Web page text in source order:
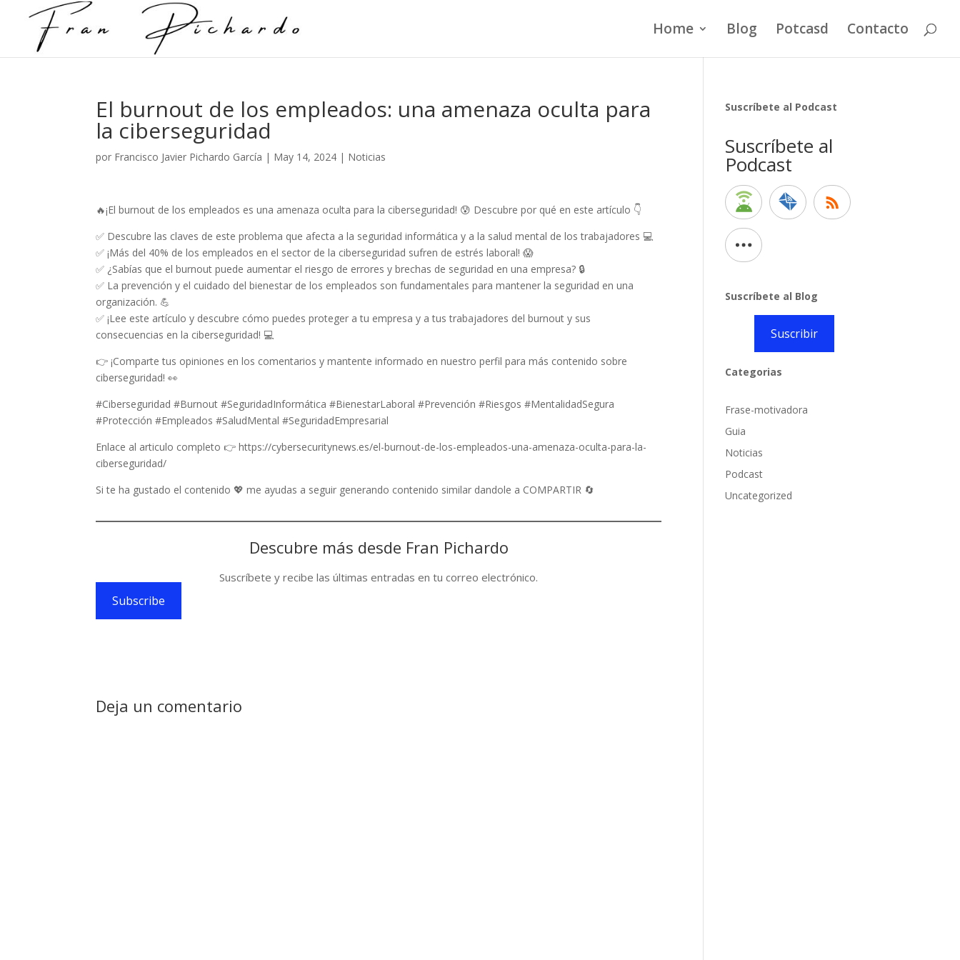
Home Blog Potcasd Contacto
El burnout de los empleados: una amenaza oculta para
la ciberseguridad
por Francisco Javier Pichardo García | May 14, 2024 | Noticias
🔥¡El burnout de los empleados es una amenaza oculta para la ciberseguridad! 😰 Descubre por qué en este artículo 👇
✅ Descubre las claves de este problema que afecta a la seguridad informática y a la salud mental de los trabajadores 💻
✅ ¡Más del 40% de los empleados en el sector de la ciberseguridad sufren de estrés laboral! 😱
✅ ¿Sabías que el burnout puede aumentar el riesgo de errores y brechas de seguridad en una empresa? 🔒
✅ La prevención y el cuidado del bienestar de los empleados son fundamentales para mantener la seguridad en una
organización. 💪
✅ ¡Lee este artículo y descubre cómo puedes proteger a tu empresa y a tus trabajadores del burnout y sus
consecuencias en la ciberseguridad! 💻
👉 ¡Comparte tus opiniones en los comentarios y mantente informado en nuestro perfil para más contenido sobre
ciberseguridad! 👀
#Ciberseguridad #Burnout #SeguridadInformática #BienestarLaboral #Prevención #Riesgos #MentalidadSegura
#Protección #Empleados #SaludMental #SeguridadEmpresarial
Enlace al articulo completo 👉 https://cybersecuritynews.es/el-burnout-de-los-empleados-una-amenaza-oculta-para-la-
ciberseguridad/
Si te ha gustado el contenido 💖 me ayudas a seguir generando contenido similar dandole a COMPARTIR 🔄
Descubre más desde Fran Pichardo
Suscríbete y recibe las últimas entradas en tu correo electrónico.
Subscribe
Deja un comentario
Suscríbete al Podcast
Suscríbete al
Podcast
Suscríbete al Blog
Suscribir
Categorias
Frase-motivadora
Guia
Noticias
Podcast
Uncategorized